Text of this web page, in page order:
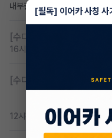
내부결재7시간 전조회 845댓
[수다방] 저신용 무심사 or
16시간 전
[수다방] K8 하이브리드 (
12시간 전 조회 418 댓글 3
[필독] 이어카 사칭 사